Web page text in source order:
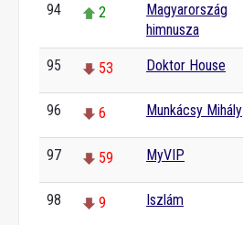
94 2
Magyarország
himnusza
95 53 Doktor House
96 6 Munkácsy Mihály
97 59 MyVIP
98 9 Iszlám